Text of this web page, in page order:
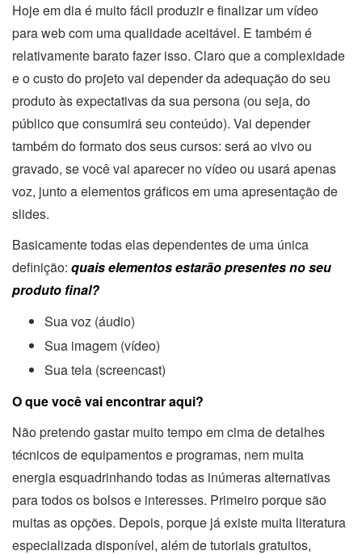
Hoje em dia é muito fácil produzir e finalizar um vídeo
para web com uma qualidade aceitável. E também é
relativamente barato fazer isso. Claro que a complexidade
e o custo do projeto vai depender da adequação do seu
produto às expectativas da sua persona (ou seja, do
público que consumirá seu conteúdo). Vai depender
também do formato dos seus cursos: será ao vivo ou
gravado, se você vai aparecer no vídeo ou usará apenas
voz, junto a elementos gráficos em uma apresentação de
slides.
Basicamente todas elas dependentes de uma única
definição: quais elementos estarão presentes no seu
produto final?
Sua voz (áudio)
Sua imagem (vídeo)
Sua tela (screencast)
O que você vai encontrar aqui?
Não pretendo gastar muito tempo em cima de detalhes
técnicos de equipamentos e programas, nem muita
energia esquadrinhando todas as inúmeras alternativas
para todos os bolsos e interesses. Primeiro porque são
muitas as opções. Depois, porque já existe muita literatura
especializada disponível, além de tutoriais gratuitos,